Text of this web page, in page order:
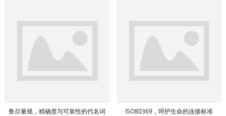
鲁尔量规，精确度与可靠性的代名词 ISO80369，呵护生命的连接标准